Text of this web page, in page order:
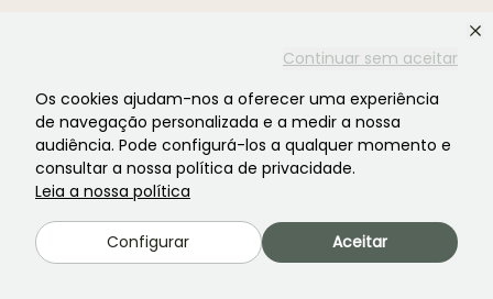
Continuar sem aceitar
Os cookies ajudam-nos a oferecer uma experiência
de navegação personalizada e a medir a nossa
audiência. Pode configurá-los a qualquer momento e
consultar a nossa política de privacidade.
Leia a nossa política
Configurar Aceitar
Receba as nossas novidades e ideias para aproveitar o
seu jardim durante todo o ano.
Inscrever-se →
Este formulário está protegido pelo reCAPTCHA - aplicam-se a
ServiçoePolítica de Privacidade do Google.